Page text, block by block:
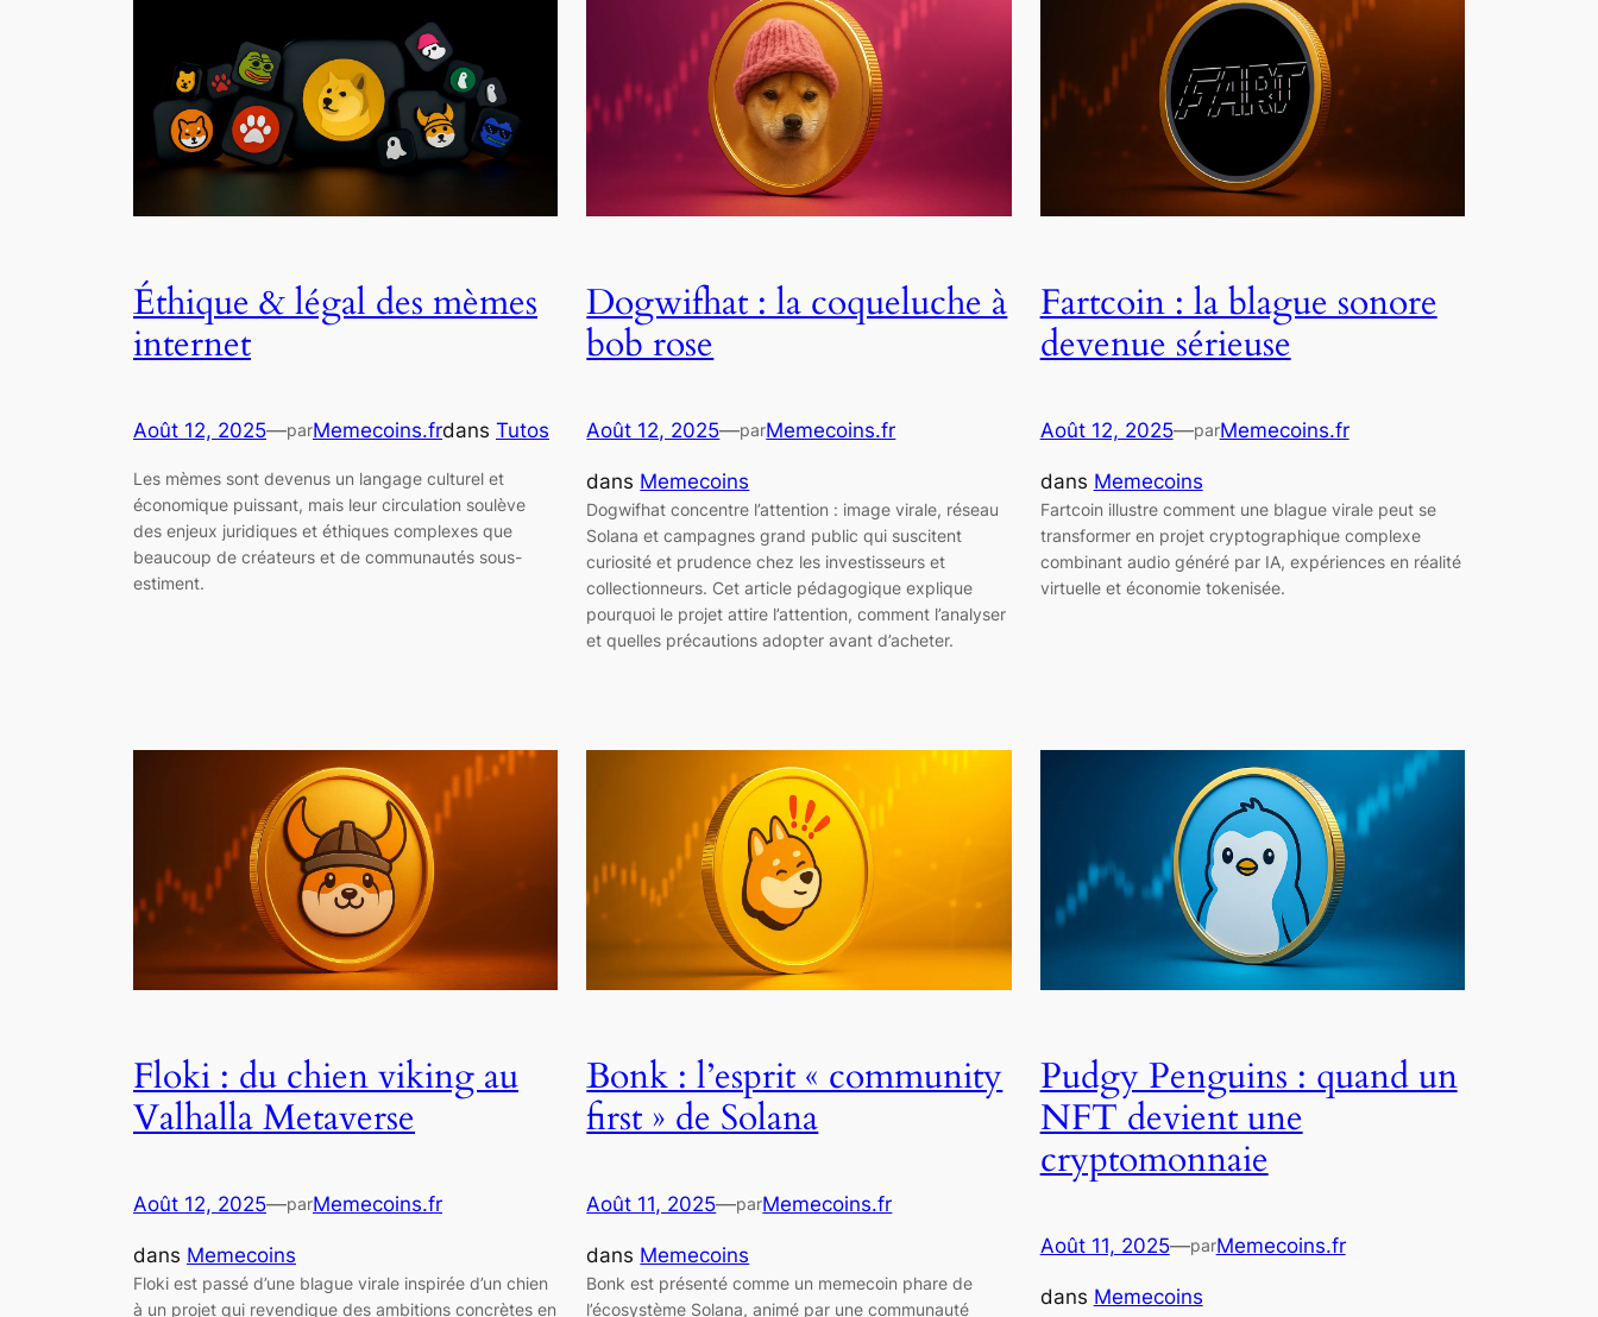
Éthique & légal des mèmes
internet
Août 12, 2025—parMemecoins.frdans Tutos
Les mèmes sont devenus un langage culturel et
économique puissant, mais leur circulation soulève
des enjeux juridiques et éthiques complexes que
beaucoup de créateurs et de communautés sous-
estiment.
Dogwifhat : la coqueluche à
bob rose
Août 12, 2025—parMemecoins.fr
dans Memecoins
Dogwifhat concentre l’attention : image virale, réseau
Solana et campagnes grand public qui suscitent
curiosité et prudence chez les investisseurs et
collectionneurs. Cet article pédagogique explique
pourquoi le projet attire l’attention, comment l’analyser
et quelles précautions adopter avant d’acheter.
Fartcoin : la blague sonore
devenue sérieuse
Août 12, 2025—parMemecoins.fr
dans Memecoins
Fartcoin illustre comment une blague virale peut se
transformer en projet cryptographique complexe
combinant audio généré par IA, expériences en réalité
virtuelle et économie tokenisée.
Floki : du chien viking au
Valhalla Metaverse
Août 12, 2025—parMemecoins.fr
dans Memecoins
Floki est passé d’une blague virale inspirée d’un chien
à un projet qui revendique des ambitions concrètes en
Bonk : l’esprit « community
first » de Solana
Août 11, 2025—parMemecoins.fr
dans Memecoins
Bonk est présenté comme un memecoin phare de
l’écosystème Solana, animé par une communauté
Pudgy Penguins : quand un
NFT devient une
cryptomonnaie
Août 11, 2025—parMemecoins.fr
dans Memecoins